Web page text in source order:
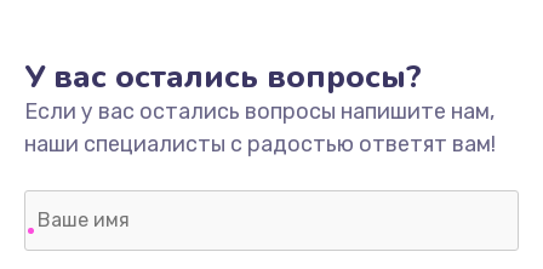
У вас остались вопросы?
Если у вас остались вопросы напишите нам,
наши специалисты с радостью ответят вам!